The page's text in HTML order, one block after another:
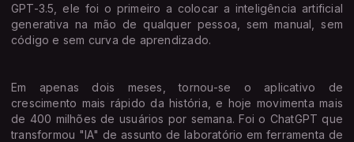
GPT-3.5, ele foi o primeiro a colocar a inteligência artificial
generativa na mão de qualquer pessoa, sem manual, sem
código e sem curva de aprendizado.
Em apenas dois meses, tornou-se o aplicativo de
crescimento mais rápido da história, e hoje movimenta mais
de 400 milhões de usuários por semana. Foi o ChatGPT que
transformou "IA" de assunto de laboratório em ferramenta de